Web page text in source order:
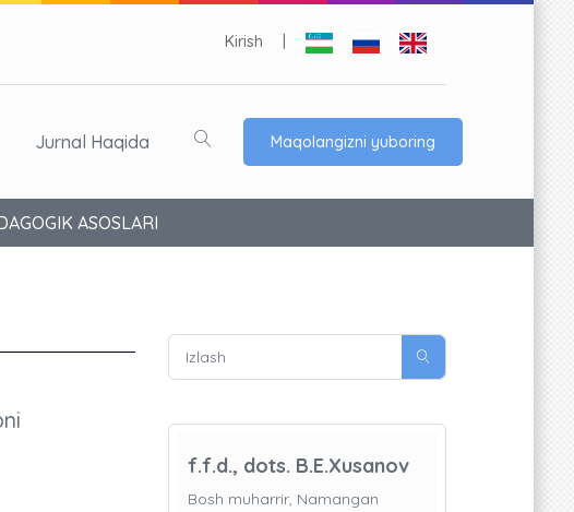
Kirish
Jurnal Haqida Maqolangizni yuboring
ASOSLARI
f.f.d., dots. B.E.Xusanov
Bosh muharrir, Namangan